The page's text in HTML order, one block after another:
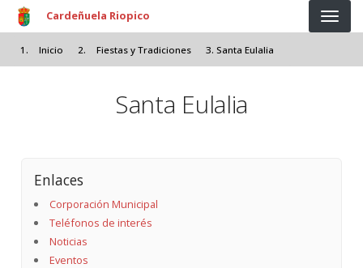
Pasar al contenido principal
Cardeñuela Riopico
Inicio Fiestas y Tradiciones Santa Eulalia
Santa Eulalia
Enlaces
Corporación Municipal
Teléfonos de interés
Noticias
Eventos